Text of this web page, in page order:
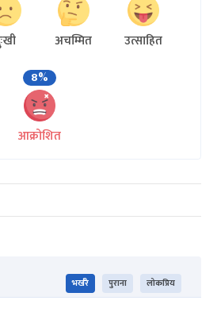
अचम्मित
उत्साहित
8%
आक्रोशित
भर्खरै पुराना लोकप्रिय